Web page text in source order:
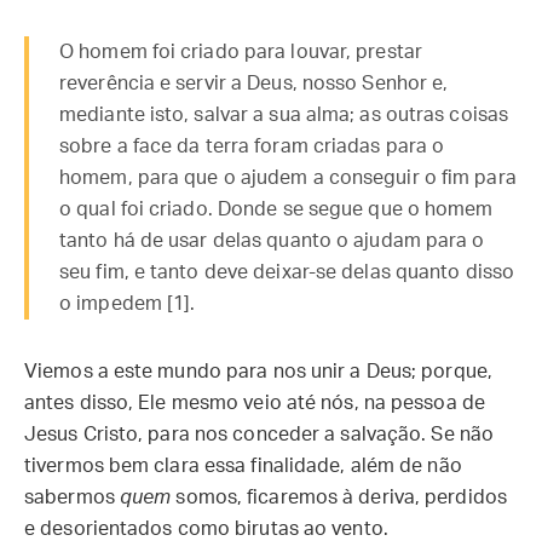
O homem foi criado para louvar, prestar
reverência e servir a Deus, nosso Senhor e,
mediante isto, salvar a sua alma; as outras coisas
sobre a face da terra foram criadas para o
homem, para que o ajudem a conseguir o fim para
o qual foi criado. Donde se segue que o homem
tanto há de usar delas quanto o ajudam para o
seu fim, e tanto deve deixar-se delas quanto disso
o impedem [1].
Viemos a este mundo para nos unir a Deus; porque,
antes disso, Ele mesmo veio até nós, na pessoa de
Jesus Cristo, para nos conceder a salvação. Se não
tivermos bem clara essa finalidade, além de não
sabermos quem somos, ficaremos à deriva, perdidos
e desorientados como birutas ao vento.